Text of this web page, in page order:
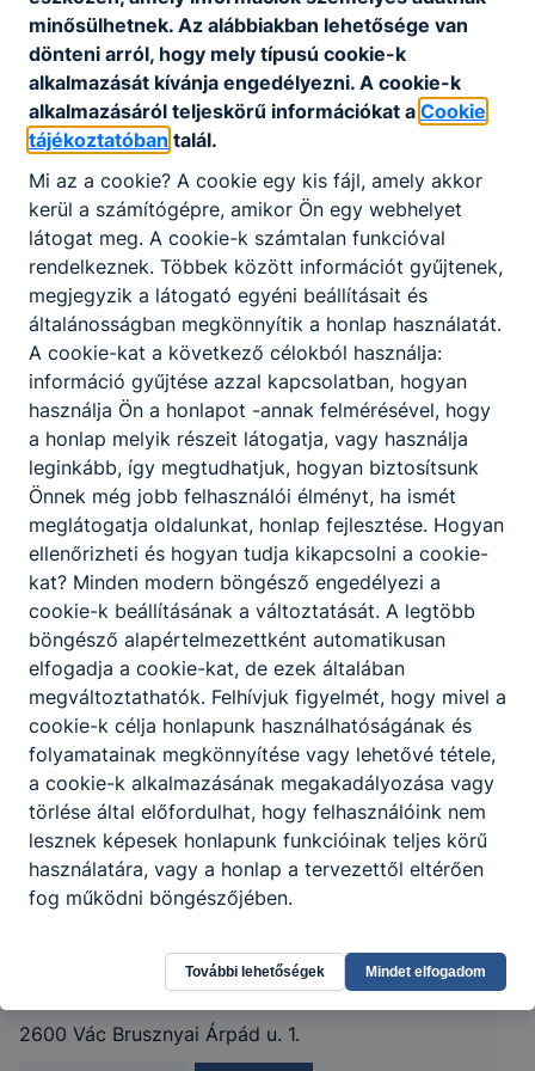
DÖK SZMSZ
Letöltés
Partnereink
ISTVÁN KOLLÉGIUM
2600 Vác Brusznyai Árpád u. 1.
minősülhetnek. Az alábbiakban lehetősége van
dönteni arról, hogy mely típusú cookie-k
alkalmazását kívánja engedélyezni. A cookie-k
alkalmazásáról teljeskörű információkat a Cookie
tájékoztatóban talál.
Mi az a cookie? A cookie egy kis fájl, amely akkor
kerül a számítógépre, amikor Ön egy webhelyet
látogat meg. A cookie-k számtalan funkcióval
rendelkeznek. Többek között információt gyűjtenek,
megjegyzik a látogató egyéni beállításait és
általánosságban megkönnyítik a honlap használatát.
A cookie-kat a következő célokból használja:
információ gyűjtése azzal kapcsolatban, hogyan
használja Ön a honlapot -annak felmérésével, hogy
a honlap melyik részeit látogatja, vagy használja
leginkább, így megtudhatjuk, hogyan biztosítsunk
Önnek még jobb felhasználói élményt, ha ismét
meglátogatja oldalunkat, honlap fejlesztése. Hogyan
ellenőrizheti és hogyan tudja kikapcsolni a cookie-
kat? Minden modern böngésző engedélyezi a
cookie-k beállításának a változtatását. A legtöbb
böngésző alapértelmezettként automatikusan
elfogadja a cookie-kat, de ezek általában
megváltoztathatók. Felhívjuk figyelmét, hogy mivel a
cookie-k célja honlapunk használhatóságának és
folyamatainak megkönnyítése vagy lehetővé tétele,
a cookie-k alkalmazásának megakadályozása vagy
törlése által előfordulhat, hogy felhasználóink nem
lesznek képesek honlapunk funkcióinak teljes körű
használatára, vagy a honlap a tervezettől eltérően
fog működni böngészőjében.
További lehetőségek Mindet elfogadom